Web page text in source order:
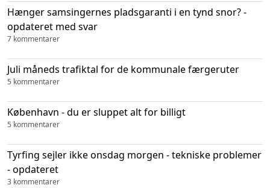
Hænger samsingernes pladsgaranti i en tynd snor? -
opdateret med svar
7 kommentarer
Juli måneds trafiktal for de kommunale færgeruter
5 kommentarer
København - du er sluppet alt for billigt
5 kommentarer
Tyrfing sejler ikke onsdag morgen - tekniske problemer
- opdateret
3 kommentarer